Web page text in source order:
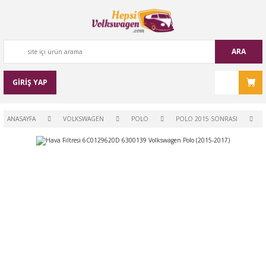
ARA
GİRİŞ YAP
ANASAYFA VOLKSWAGEN POLO POLO 2015 SONRASI